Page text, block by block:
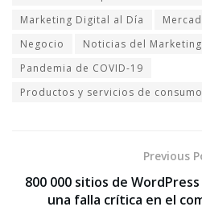
Marketing Digital al Día
Negocio
Noticias del
Pandemia de COVID-19
Productos y servicios de consumo
Previous
800 000 sitios de
una falla crítica en el